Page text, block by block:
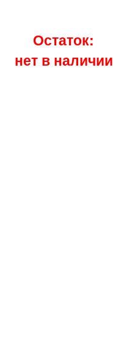
Остаток:
нет в наличии